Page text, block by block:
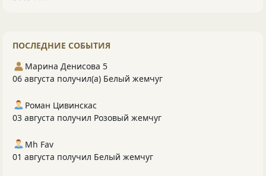
ПОСЛЕДНИЕ СОБЫТИЯ
Марина Денисова 5
06 августа получил(а) Белый жемчуг
Роман Цивинскас
03 августа получил Розовый жемчуг
Mh Fav
01 августа получил Белый жемчуг